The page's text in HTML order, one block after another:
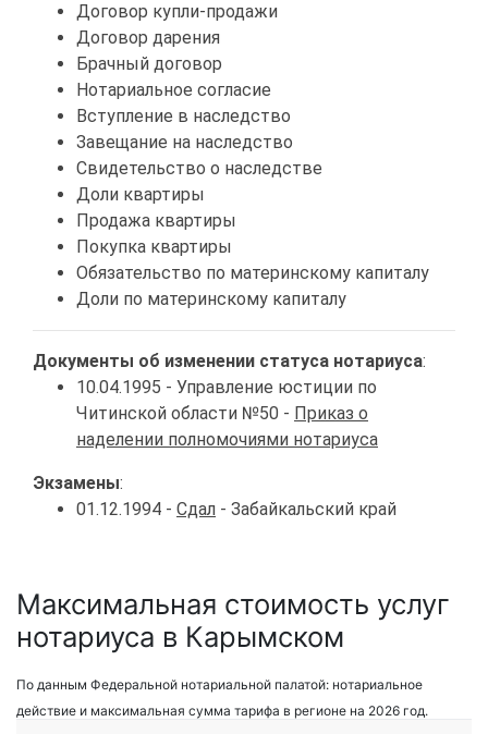
Договор купли-продажи
Договор дарения
Брачный договор
Нотариальное согласие
Вступление в наследство
Завещание на наследство
Свидетельство о наследстве
Доли квартиры
Продажа квартиры
Покупка квартиры
Обязательство по материнскому капиталу
Доли по материнскому капиталу
Документы об изменении статуса нотариуса:
10.04.1995 - Управление юстиции по
Читинской области №50 - Приказ о
наделении полномочиями нотариуса
Экзамены:
01.12.1994 - Сдал - Забайкальский край
Максимальная стоимость услуг
нотариуса в Карымском
По данным Федеральной нотариальной палатой: нотариальное
действие и максимальная сумма тарифа в регионе на 2026 год.